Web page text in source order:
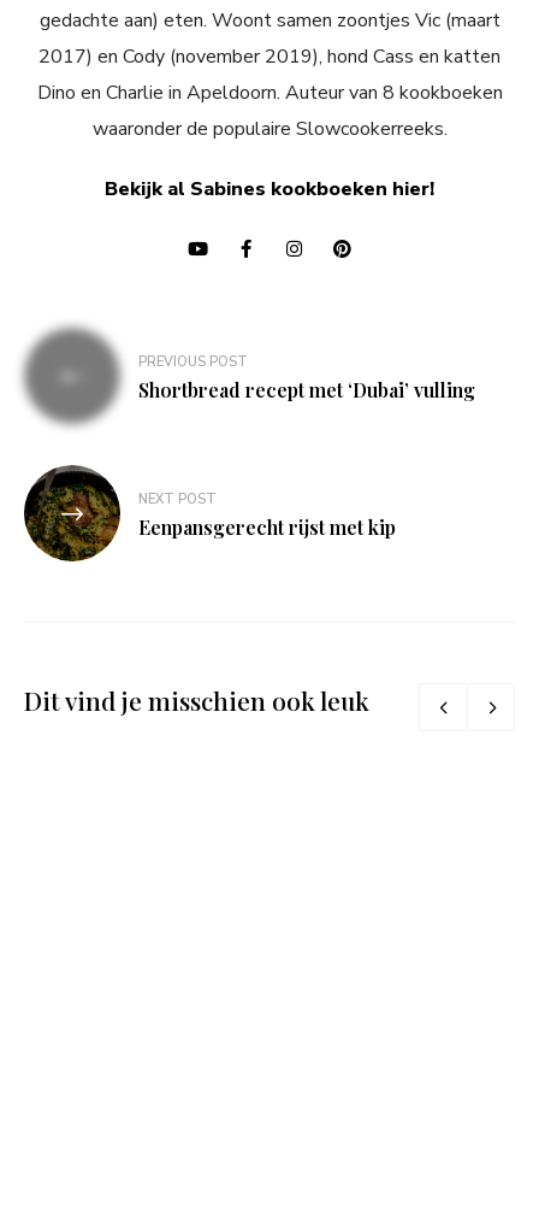
gedachte aan) eten. Woont samen zoontjes Vic (maart
2017) en Cody (november 2019), hond Cass en katten
Dino en Charlie in Apeldoorn. Auteur van 8 kookboeken
waaronder de populaire Slowcookerreeks.
Bekijk al Sabines kookboeken hier!
Bericht
navigatie
PREVIOUS POST
Shortbread recept met ‘Dubai’ vulling
NEXT POST
Eenpansgerecht rijst met kip
Dit vind je misschien ook leuk